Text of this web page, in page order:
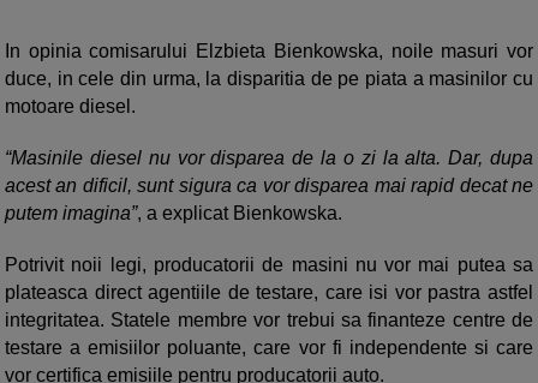
In opinia comisarului Elzbieta Bienkowska, noile masuri vor
duce, in cele din urma, la disparitia de pe piata a masinilor cu
motoare diesel.
“Masinile diesel nu vor disparea de la o zi la alta. Dar, dupa
acest an dificil, sunt sigura ca vor disparea mai rapid decat ne
putem imagina”, a explicat Bienkowska.
Potrivit noii legi, producatorii de masini nu vor mai putea sa
plateasca direct agentiile de testare, care isi vor pastra astfel
integritatea. Statele membre vor trebui sa finanteze centre de
testare a emisiilor poluante, care vor fi independente si care
vor certifica emisiile pentru producatorii auto.